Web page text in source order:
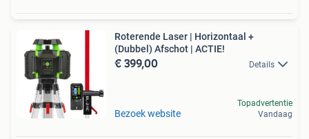
Roterende Laser | Horizontaal +
(Dubbel) Afschot | ACTIE!
€ 399,00 Details
Bezoek website
Topadvertentie
Vandaag